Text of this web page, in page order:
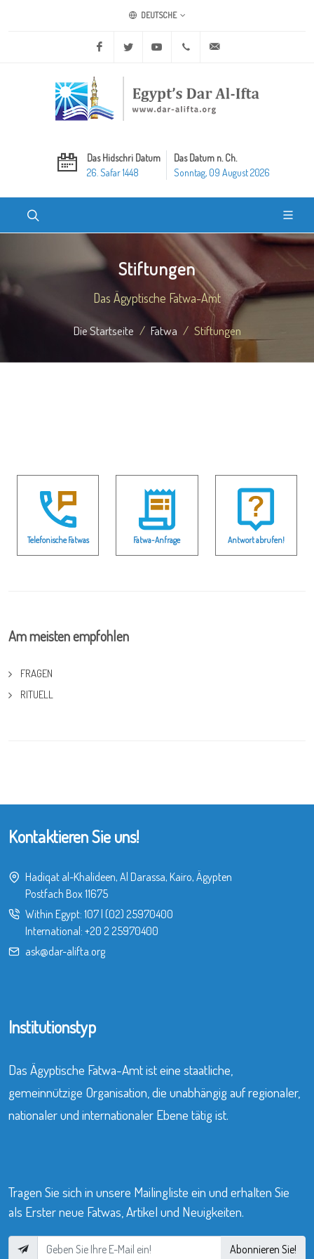
DEUTSCHE
Facebook Twitter Youtube +20 2 25970400
Das Hidschri Datum
26. Safar 1448
Das Datum n. Ch.
Sonntag, 09 August 2026
Stiftungen
Das Ägyptische Fatwa-Amt
Die Startseite Fatwa Stiftungen
Telefonische Fatwas Fatwa-Anfrage Antwort abrufen!
Am meisten empfohlen
FRAGEN
RITUELL
Kontaktieren Sie uns!
Hadiqat al-Khalideen, Al Darassa, Kairo, Ägypten
Postfach Box 11675
Within Egypt: 107| (02) 25970400
International: +20 2 25970400
ask@dar-alifta.org
Institutionstyp
Das Ägyptische Fatwa-Amt ist eine staatliche,
gemeinnützige Organisation, die unabhängig auf regionaler,
nationaler und internationaler Ebene tätig ist.
Tragen Sie sich in unsere Mailingliste ein und erhalten Sie
als Erster neue Fatwas, Artikel und Neuigkeiten.
Abonnieren Sie!